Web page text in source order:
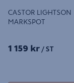
CASTOR LIGHTSON
MARKSPOT
1 159 kr / ST